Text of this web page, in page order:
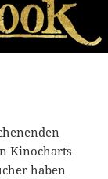
Kinocharts
haben